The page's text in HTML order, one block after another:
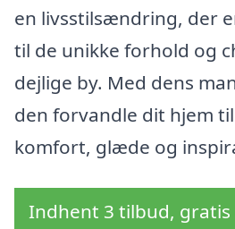
en livsstilsændring, der
til de unikke forhold og
dejlige by. Med dens
den forvandle dit hjem
komfort, glæde og
Indhent 3 tilbud, gratis